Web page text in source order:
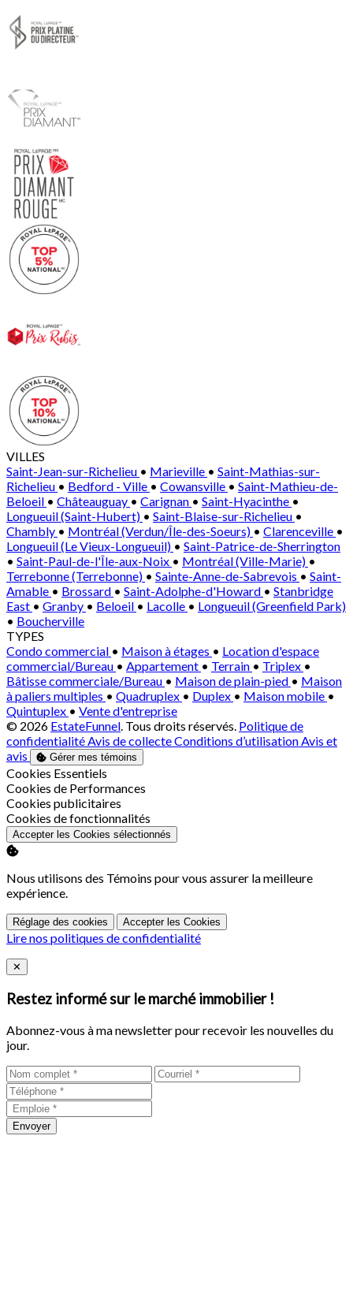
VILLES
Saint-Jean-sur-Richelieu • Marieville • Saint-Mathias-sur-
Richelieu • Bedford - Ville • Cowansville • Saint-Mathieu-de-
Beloeil • Châteauguay • Carignan • Saint-Hyacinthe •
Longueuil (Saint-Hubert) • Saint-Blaise-sur-Richelieu •
Chambly • Montréal (Verdun/Île-des-Soeurs) • Clarenceville •
Longueuil (Le Vieux-Longueuil) • Saint-Patrice-de-Sherrington
• Saint-Paul-de-l'Île-aux-Noix • Montréal (Ville-Marie) •
Terrebonne (Terrebonne) • Sainte-Anne-de-Sabrevois • Saint-
Amable • Brossard • Saint-Adolphe-d'Howard • Stanbridge
East • Granby • Beloeil • Lacolle • Longueuil (Greenfield Park)
• Boucherville
TYPES
Condo commercial • Maison à étages • Location d'espace
commercial/Bureau • Appartement • Terrain • Triplex •
Bâtisse commerciale/Bureau • Maison de plain-pied • Maison
à paliers multiples • Quadruplex • Duplex • Maison mobile •
Quintuplex • Vente d'entreprise
© 2026 EstateFunnel. Tous droits réservés. Politique de
confidentialitéAvis de collecteConditions d’utilisationAvis et
avis
Gérer mes témoins
Activer
Cookies Essentiels
Activer
Cookies de Performances
Activer
Cookies publicitaires
Activer
Cookies de fonctionnalités
Accepter les Cookies sélectionnés
Nous utilisons des Témoins pour vous assurer la meilleure
expérience.
Réglage des cookies Accepter les Cookies
Lire nos politiques de confidentialité
Close
✕
Restez informé sur le marché immobilier !
Abonnez-vous à ma newsletter pour recevoir les nouvelles du
jour.
Envoyer